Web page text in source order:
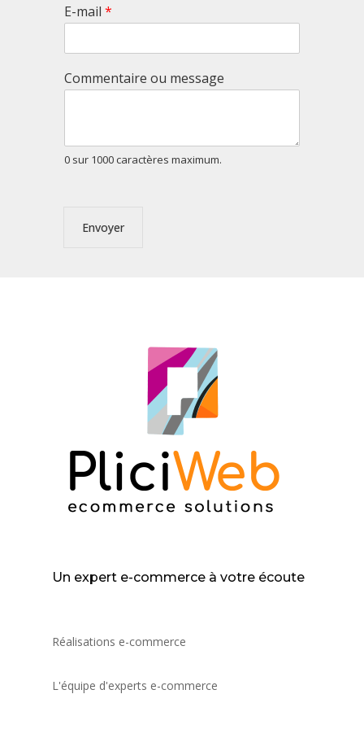
E-mail *
Commentaire ou message
0 sur 1000 caractères maximum.
Envoyer
Un expert e-commerce à votre écoute
Réalisations e-commerce
L'équipe d'experts e-commerce